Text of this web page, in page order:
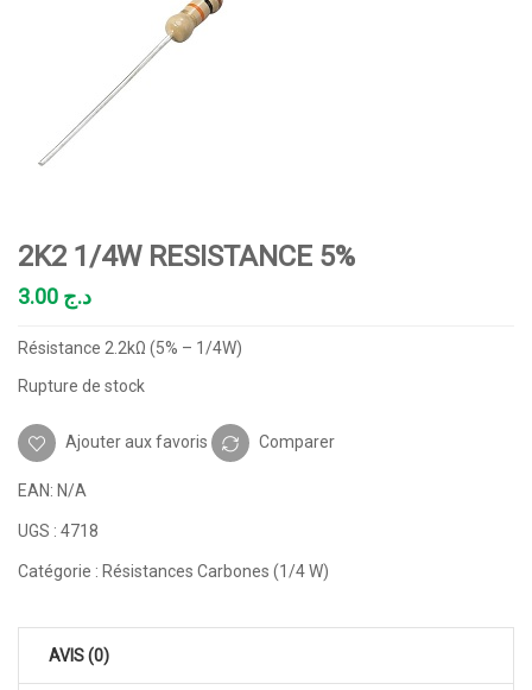
2K2 1/4W RESISTANCE 5%
د.ج
Résistance 2.2kΩ (5% – 1/4W)
Rupture de stock
Ajouter aux favoris Comparer
EAN: N/A
UGS : 4718
Catégorie : Résistances Carbones (1/4 W)
AVIS (0)